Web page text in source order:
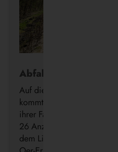
Abfahrt in Echtzeit
Auf die Minute genau
kommt: Die Vestische
ihrer Fahrgastinformation
26 Anzeigern der neuen
dem Linienweg des SB24